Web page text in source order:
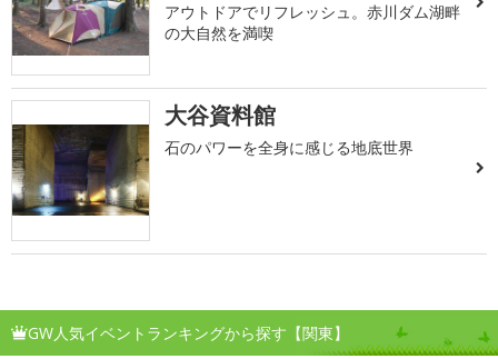
アウトドアでリフレッシュ。赤川ダム湖畔
の大自然を満喫
大谷資料館
石のパワーを全身に感じる地底世界
GW人気イベントランキングから探す【関東】